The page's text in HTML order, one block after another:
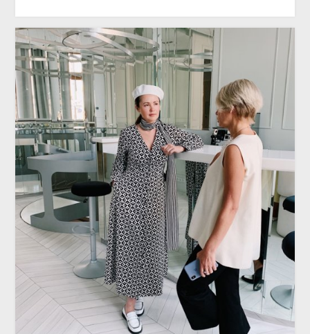
ИНТЕРВЬЮ
Декоратор Юлия Шакирова
и организатор Елена Ширшова:
«Будущее — за новым подходом
и взглядом»